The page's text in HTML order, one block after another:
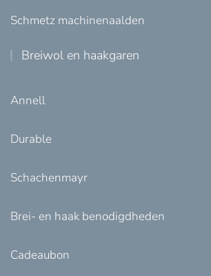
Schmetz machinenaalden
Breiwol en haakgaren
Annell
Durable
Schachenmayr
Brei- en haak benodigdheden
Cadeaubon